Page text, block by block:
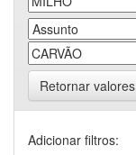
Retornar valores
Adicionar filtros: